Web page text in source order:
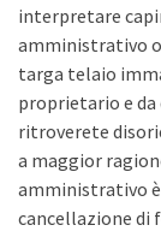
interpretare
amministrativo o
targa telaio
proprietario e da
ritroverete
a maggior
amministrativo
cancellazione di